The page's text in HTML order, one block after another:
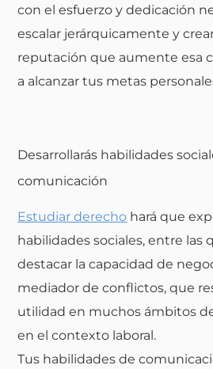
con el esfuerzo y dedicación
escalar jerárquicamente y
reputación que aumente esa
a alcanzar tus metas
Desarrollarás habilidades
comunicación
Estudiar derecho hará que
habilidades sociales, entre las
destacar la capacidad de
mediador de conflictos, que
utilidad en muchos ámbitos
en el contexto laboral.
Tus habilidades de